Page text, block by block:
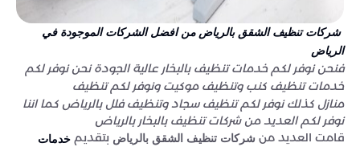
شركات تنظيف الشقق بالرياض من افضل الشركات الموجودة في
الرياض
فنحن نوفر لكم خدمات تنظيف بالبخار عالية الجودة نحن نوفر لكم
خدمات تنظيف كنب وتنظيف موكيت ونوفر لكم تنظيف
منازل كذلك نوفر لكم تنظيف سجاد وتنظيف فلل بالرياض كما اننا
نوفر لكم العديد من شركات تنظيف بالبخار بالرياض
قامت العديد من شركات تنظيف الشقق بالرياض بتقديم خدمات